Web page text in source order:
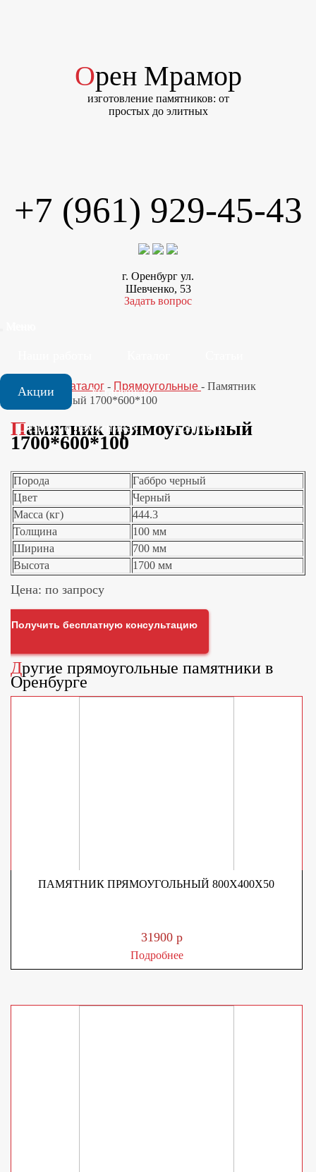
Орен Мрамор
изготовление памятников: от
простых до элитных
+7 (961) 929-45-43
г. Оренбург ул.
Шевченко, 53
Задать вопрос
Акции Установка
Отзывы о памятниках Контакты
Главная Каталог - Прямоугольные - Памятник
прямоугольный 1700*600*100
Памятник прямоугольный
1700*600*100
Порода
Габбро черный
Цвет
Черный
Масса (кг)
444.3
Толщина
100 мм
Ширина
700 мм
Высота
1700 мм
Цена: по запросу
Получить бесплатную консультацию
Другие прямоугольные памятники в
Оренбурге
ПАМЯТНИК ПРЯМОУГОЛЬНЫЙ 800Х400Х50
31900 р
Подробнее